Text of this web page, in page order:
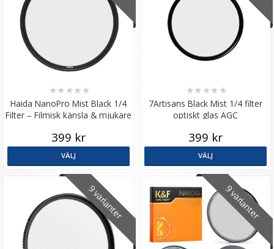
Haida NanoPro Mist Black 1/4
Filter – Filmisk känsla & mjukare
★★ ★★ ★
399 kr
VÄLJ
7Artisans Black Mist 1/4 filter
optiskt glas AGC
★★ ★★ ★
399 kr
VÄLJ
9 varianter 9 varianter